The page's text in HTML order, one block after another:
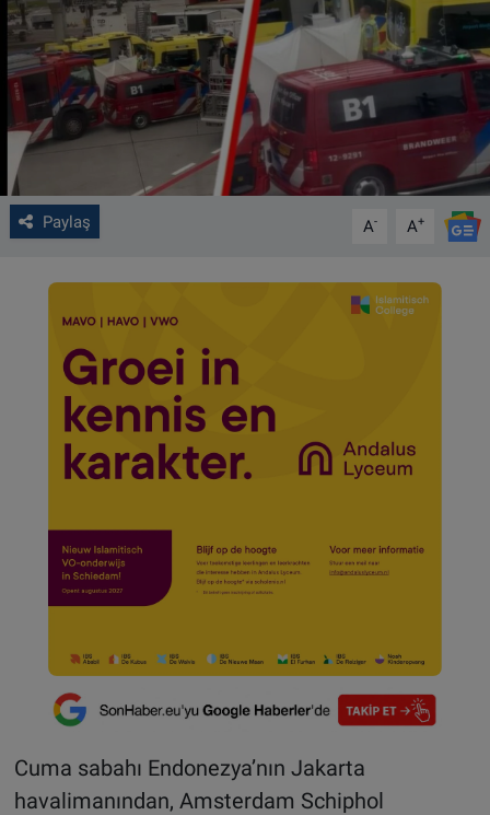
Paylaş A- A+
Cuma sabahı Endonezya’nın Jakarta
havalimanından, Amsterdam Schiphol
ALGEMENE VOORWAARDEN
CONTACT
Çerez Politikası